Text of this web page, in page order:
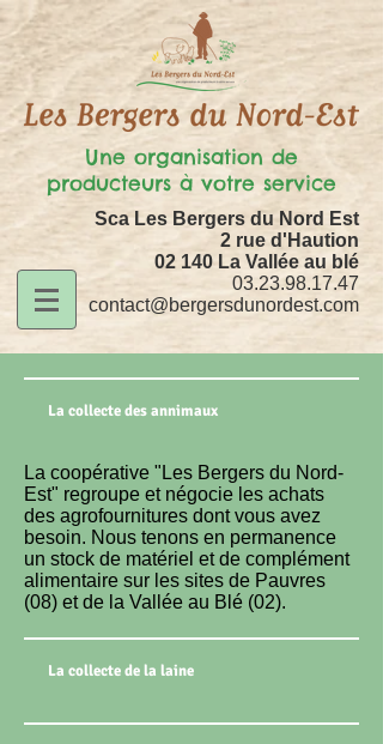
Une organisation de
producteurs à votre service
Sca Les Bergers du Nord Est
2 rue d'Haution
02 140 La Vallée au blé
03.23.98.17.47
contact@bergersdunordest.com
La collecte des annimaux
La coopérative "Les Bergers du Nord-
Est" regroupe et négocie les achats
des agrofournitures dont vous avez
besoin. Nous tenons en permanence
un stock de matériel et de complément
alimentaire sur les sites de Pauvres
(08) et de la Vallée au Blé (02).
La collecte de la laine